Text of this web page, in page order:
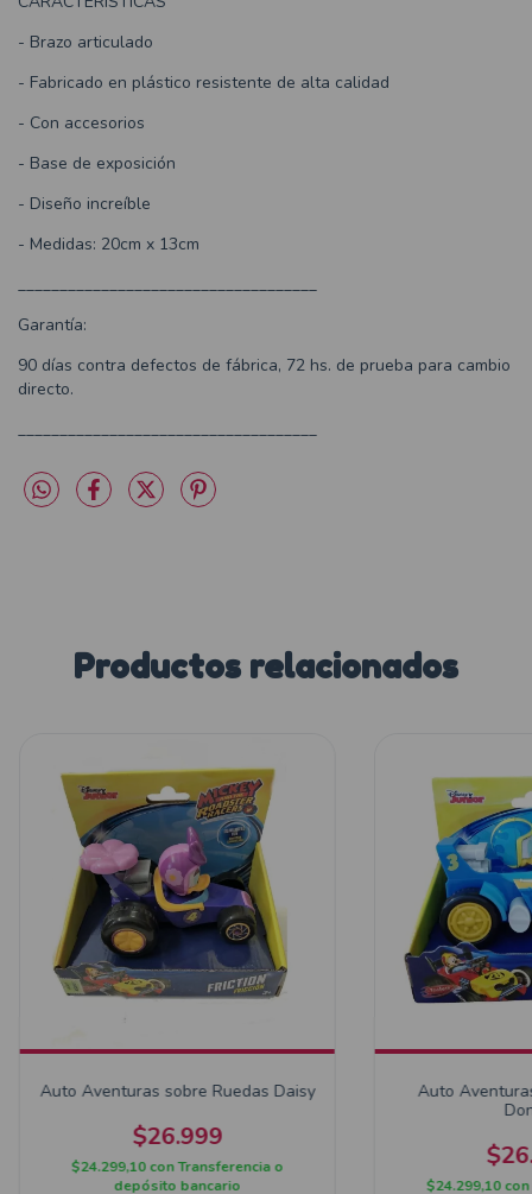
- Brazo articulado
- Fabricado en plástico resistente de alta calidad
- Con accesorios
- Base de exposición
- Diseño increíble
- Medidas: 20cm x 13cm
____________________________________
Garantía:
90 días contra defectos de fábrica, 72 hs. de prueba para cambio
directo.
____________________________________
Productos relacionados
Auto Aventuras sobre Ruedas Daisy
$26.999
$24.299,10conTransferencia o
depósito bancario
Auto
$24.299,10con